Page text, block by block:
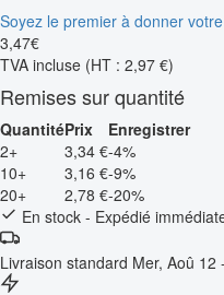
Soyez le premier à donner
3,47€
TVA incluse (HT : 2,97 €)
Remises sur quantité
QuantitéPrix
Enregistrer
2+
3,34 €-4%
10+
3,16 €-9%
20+
2,78 €-20%
En stock - Expédié
Livraison standard Mer, Aoû 12